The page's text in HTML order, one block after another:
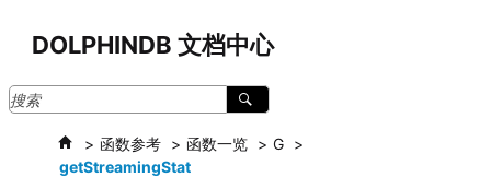
DOLPHINDB 文档中心
函数参考 函数一览
G
getStreamingStat